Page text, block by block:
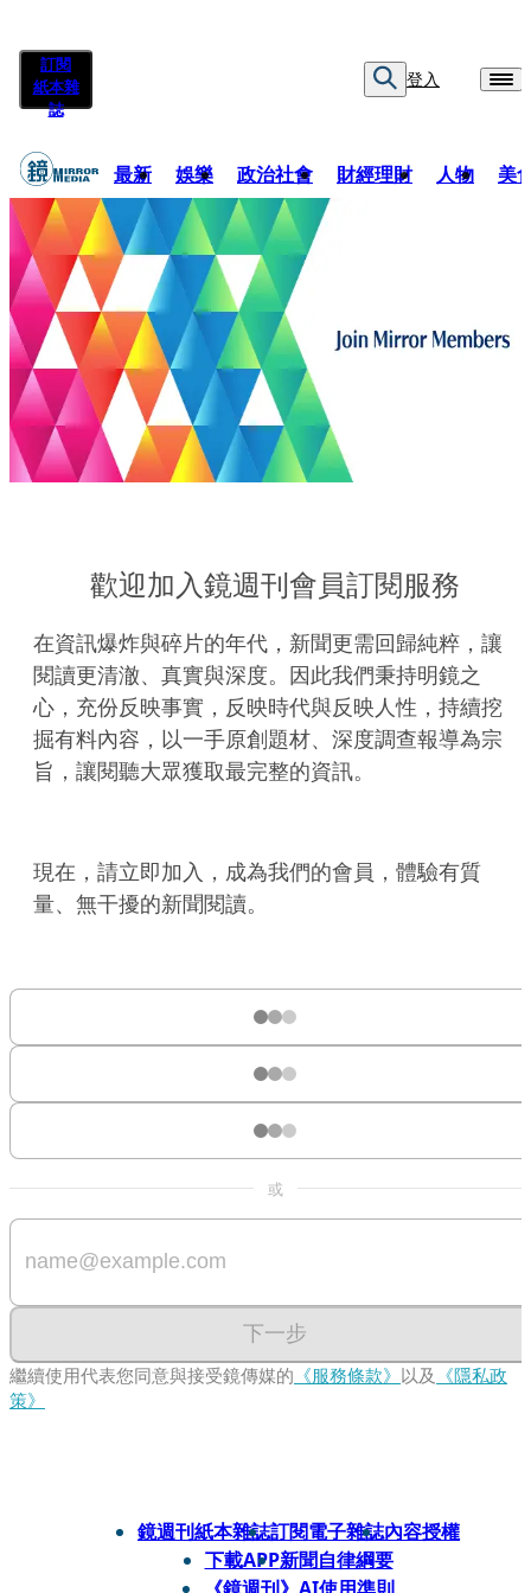
訂閱
紙本雜
誌
登入
最新 娛樂 政治社會 財經理財 人物 美
歡迎加入鏡週刊會員訂閱服務
在資訊爆炸與碎片的年代，新聞更需回歸純粹，讓
閱讀更清澈、真實與深度。因此我們秉持明鏡之
心，充份反映事實，反映時代與反映人性，持續挖
掘有料內容，以一手原創題材、深度調查報導為宗
旨，讓閱聽大眾獲取最完整的資訊。
現在，請立即加入，成為我們的會員，體驗有質
量、無干擾的新聞閱讀。
或
下一步
繼續使用代表您同意與接受鏡傳媒的 《服務條款》 以及 《隱私政
策》
鏡週刊紙本雜誌訂閱電子雜誌內容授權
下載APP新聞自律綱要